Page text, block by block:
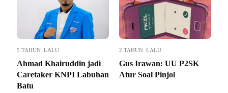
5 TAHUN LALU
Ahmad Khairuddin jadi
Caretaker KNPI Labuhan
Batu
2 TAHUN LALU
Gus Irawan: UU P2SK
Atur Soal Pinjol